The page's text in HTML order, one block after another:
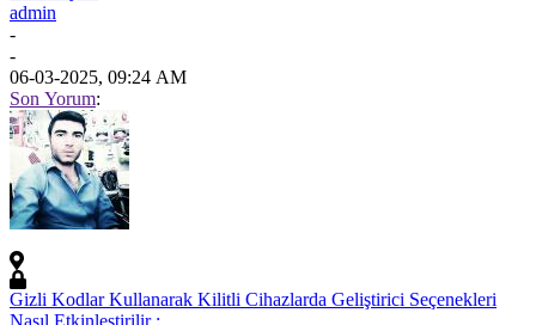
admin
-
-
06-03-2025, 09:24 AM
Son Yorum:
Gizli Kodlar Kullanarak Kilitli Cihazlarda Geliştirici Seçenekleri
Nasıl Etkinleştirilir :